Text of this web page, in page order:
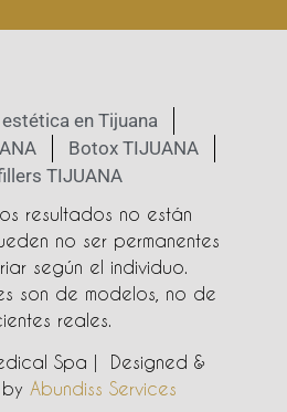
en Tijuana
Botox TIJUANA
TIJUANA
resultados no están
no ser permanentes
según el individuo.
son de modelos, no de
reales.
Spa | Designed &
Abundiss Services